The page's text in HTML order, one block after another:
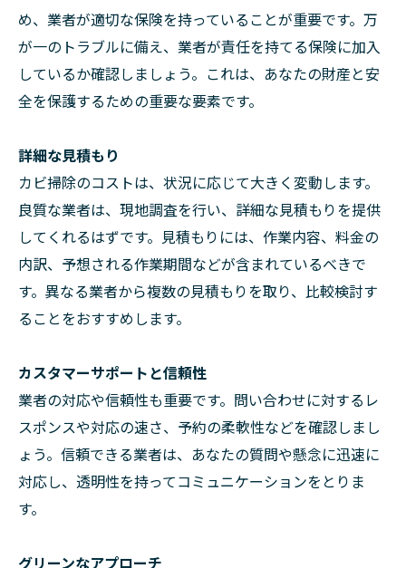
め、業者が適切な保険を持っていることが重要です。万
が一のトラブルに備え、業者が責任を持てる保険に加入
しているか確認しましょう。これは、あなたの財産と安
全を保護するための重要な要素です。
詳細な見積もり
カビ掃除のコストは、状況に応じて大きく変動します。
良質な業者は、現地調査を行い、詳細な見積もりを提供
してくれるはずです。見積もりには、作業内容、料金の
内訳、予想される作業期間などが含まれているべきで
す。異なる業者から複数の見積もりを取り、比較検討す
ることをおすすめします。
カスタマーサポートと信頼性
業者の対応や信頼性も重要です。問い合わせに対するレ
スポンスや対応の速さ、予約の柔軟性などを確認しまし
ょう。信頼できる業者は、あなたの質問や懸念に迅速に
対応し、透明性を持ってコミュニケーションをとりま
す。
グリーンなアプローチ